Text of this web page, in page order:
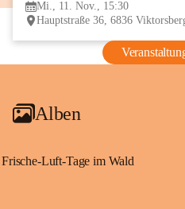
Mi., 11. Nov., 15:30
Hauptstraße 36, 6836
Alben
Frische-Luft-Tage im Wald